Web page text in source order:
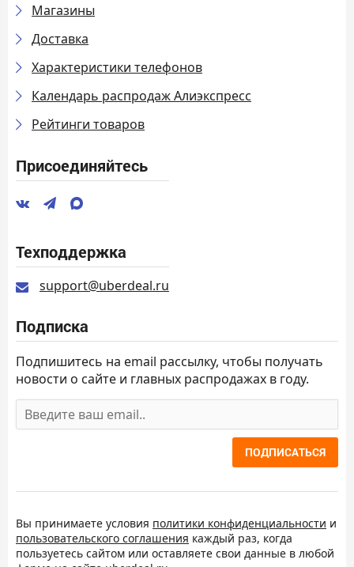
Магазины
Доставка
Характеристики телефонов
Календарь распродаж Алиэкспресс
Рейтинги товаров
Присоединяйтесь
Техподдержка
support@uberdeal.ru
Подписка
Подпишитесь на email рассылку, чтобы получать
новости о сайте и главных распродажах в году.
ПОДПИСАТЬСЯ
Вы принимаете условия политики конфиденциальности и
пользовательского соглашения каждый раз, когда
пользуетесь сайтом или оставляете свои данные в любой